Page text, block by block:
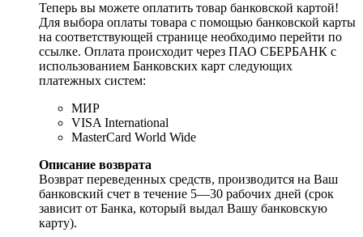
Теперь вы можете оплатить товар банковской картой!
Для выбора оплаты товара с помощью банковской карты
на соответствующей странице необходимо перейти по
ссылке. Оплата происходит через ПАО СБЕРБАНК с
использованием Банковских карт следующих
платежных систем:
МИР
VISA International
MasterCard World Wide
Описание возврата
Возврат переведенных средств, производится на Ваш
банковский счет в течение 5—30 рабочих дней (срок
зависит от Банка, который выдал Вашу банковскую
карту).